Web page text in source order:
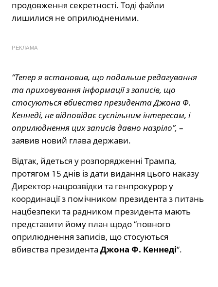
продовження секретності. Тоді файли
лишилися не оприлюдненими.
РЕКЛАМА
“Тепер я встановив, що подальше редагування
та приховування інформації з записів, що
стосуються вбивства президента Джона Ф.
Кеннеді, не відповідає суспільним інтересам, і
оприлюднення цих записів давно назріло”, –
заявив новий глава держави.
Відтак, йдеться у розпорядженні Трампа,
протягом 15 днів із дати видання цього наказу
Директор нацрозвідки та генпрокурор у
координації з помічником президента з питань
нацбезпеки та радником президента мають
представити йому план щодо “повного
оприлюднення записів, що стосуються
вбивства президента Джона Ф. Кеннеді“.